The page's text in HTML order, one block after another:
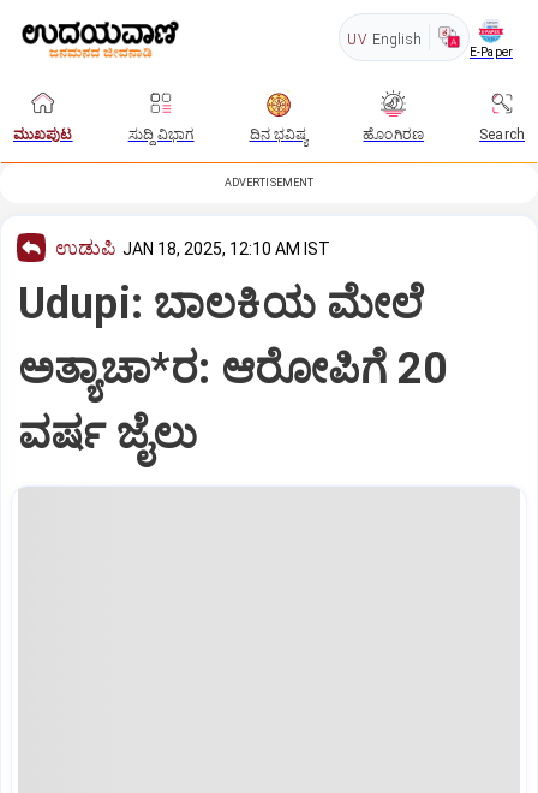
UV English
E-Paper
ಮುಖಪುಟ ಸುದ್ದಿ ವಿಭಾಗ ದಿನ ಭವಿಷ್ಯ ಹೊಂಗಿರಣ Search
ADVERTISEMENT
ಉಡುಪಿ JAN 18, 2025, 12:10 AM IST
Udupi: ಬಾಲಕಿಯ ಮೇಲೆ
ಅತ್ಯಾಚಾ*ರ: ಆರೋಪಿಗೆ 20
ವರ್ಷ ಜೈಲು